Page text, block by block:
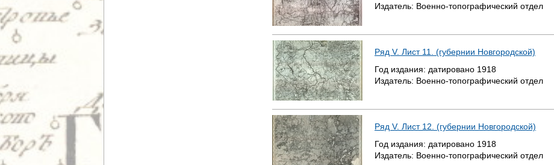
Издатель: Военно-топографический отдел
Ряд V. Лист 11. (губернии Новгородской)
Год издания: датировано 1918
Издатель: Военно-топографический отдел
Ряд V. Лист 12. (губернии Новгородской)
Год издания: датировано 1918
Издатель: Военно-топографический отдел